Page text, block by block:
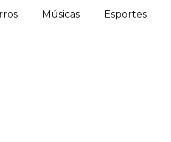
Músicas Esportes